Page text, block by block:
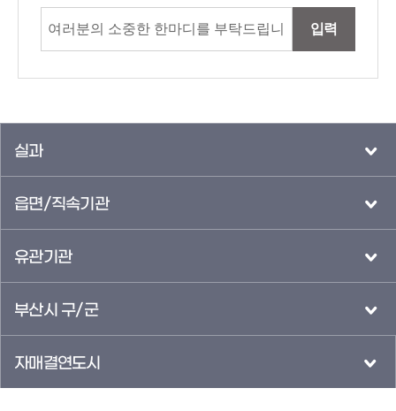
입력
실과
읍면/직속기관
유관기관
부산시 구/군
자매결연도시